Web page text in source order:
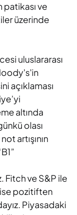
patikasıve
üzerinde
uluslararası
açıklaması
altında
olası
artışının
ve S&P ile
pozitiften
Piyasadaki